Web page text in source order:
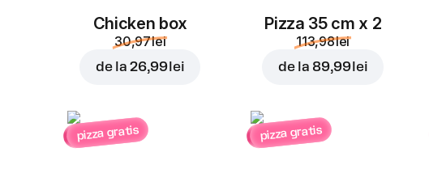
Chicken box
30,97 lei
de la26,99 lei
Pizza 35 cm x 2
113,98 lei
de la 89,99 lei
pizza gratis pizza gratis